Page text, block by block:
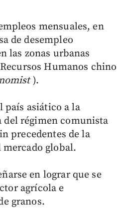
mensuales, en
de desempleo
las zonas urbanas
Humanos chino
).
país asiático a la
régimen comunista
precedentes de la
global.
en lograr que se
agrícola e
granos.